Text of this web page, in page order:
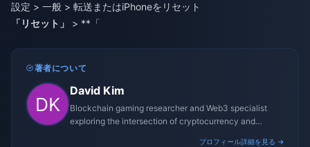
設定 > 一般 > 転送またはiPhoneをリセット
「リセット」
> **「
著者について
David Kim
Blockchain gaming researcher and Web3 specialist
exploring the intersection of cryptocurrency and
プロフィール詳細を見る →